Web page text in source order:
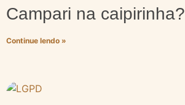
Campari na caipirinha?
Continue lendo »